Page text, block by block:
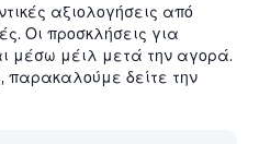
αξιολογήσεις από
Οι προσκλήσεις για
μέσω μέιλ μετά την αγορά.
παρακαλούμε δείτε την